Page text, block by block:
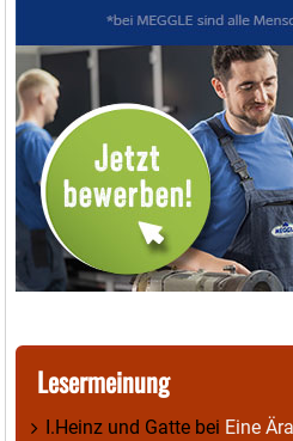
Lesermeinung
I.Heinz und Gatte bei Eine